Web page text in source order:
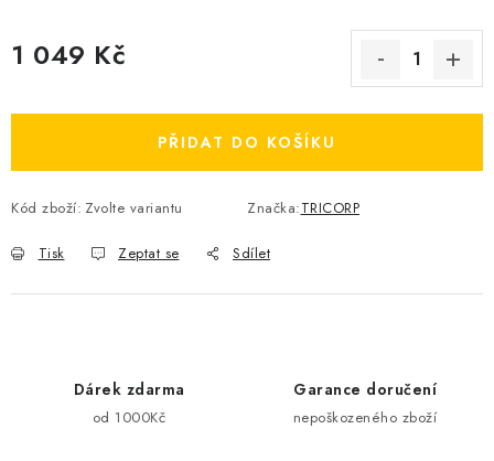
1 049 Kč
PŘIDAT DO KOŠÍKU
Kód zboží: Zvolte variantu Značka:TRICORP
Tisk Zeptat se Sdílet
Dárek zdarma
od 1000Kč
Garance doručení
nepoškozeného zboží